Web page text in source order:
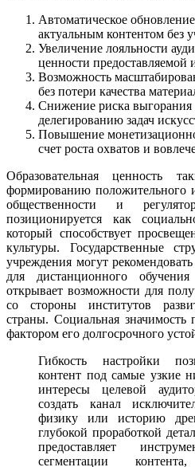
Автоматическое
актуальным контентом без
Увеличение лояльности
ценности предоставляемой
Возможность
без потери качества
Снижение риска выгорания
делегированию задач
Повышение
счет роста охватов и
Образовательная ценность
формированию положительного
общественности и
позиционируется как
который способствует
культуры. Государственные
учреждения могут
для дистанционного
открывает возможности для
со стороны институтов
страны. Социальная значимость
фактором его долгосрочного
Гибкость настройки
контент под самые узкие
интересы целевой
создать канал
физику или историю
глубокой проработкой
предоставляет
сегментации